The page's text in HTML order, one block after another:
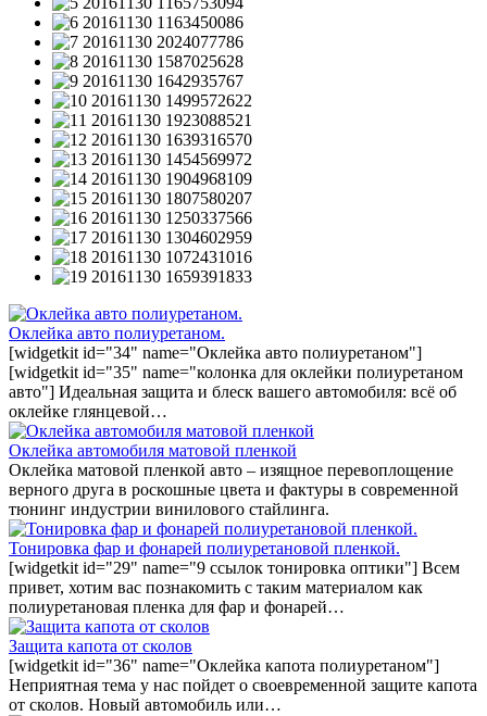
Оклейка авто полиуретаном.
[widgetkit id="34" name="Оклейка авто полиуретаном"]
[widgetkit id="35" name="колонка для оклейки полиуретаном
авто"] Идеальная защита и блеск вашего автомобиля: всё об
оклейке глянцевой…
Оклейка автомобиля матовой пленкой
Оклейка матовой пленкой авто – изящное перевоплощение
верного друга в роскошные цвета и фактуры в современной
тюнинг индустрии винилового стайлинга.
Тонировка фар и фонарей полиуретановой пленкой.
[widgetkit id="29" name="9 ссылок тонировка оптики"] Всем
привет, хотим вас познакомить с таким материалом как
полиуретановая пленка для фар и фонарей…
Защита капота от сколов
[widgetkit id="36" name="Оклейка капота полиуретаном"]
Неприятная тема у нас пойдет о своевременной защите капота
от сколов. Новый автомобиль или…